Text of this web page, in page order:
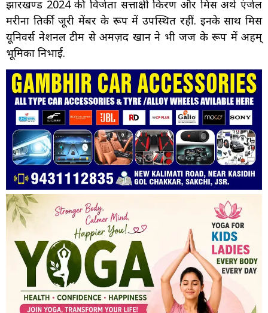
झारखण्ड 2024 की विजेता सत्ताक्षी किरण और मिस अर्थ एंजेल
मरीना तिर्की जूरी मेंबर के रूप में उपस्थित रहीं. इनके साथ मिस
यूनिवर्स नेशनल टीम से अमज़द खान ने भी जज के रूप में अहम्
भूमिका निभाई.